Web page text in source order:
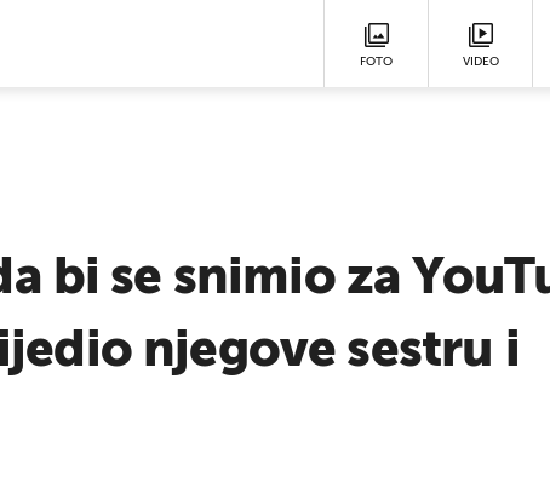
FOTO VIDEO
bi se snimio za
njegove sestru i